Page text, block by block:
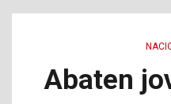
Abaten